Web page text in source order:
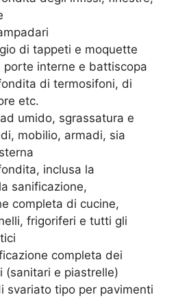
di tappeti e moquette
porte interne e battiscopa
di termosifoni, di
etc.
umido, sgrassatura e
mobilio, armadi, sia
inclusa la
sanificazione,
completa di cucine,
frigoriferi e tutti gli
completa dei
(sanitari e piastrelle)
svariato tipo per pavimenti